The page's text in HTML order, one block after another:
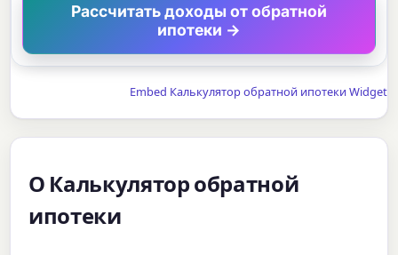
Рассчитать доходы от обратной
ипотеки →
Embed Калькулятор обратной ипотеки Widget
О Калькулятор обратной
ипотеки